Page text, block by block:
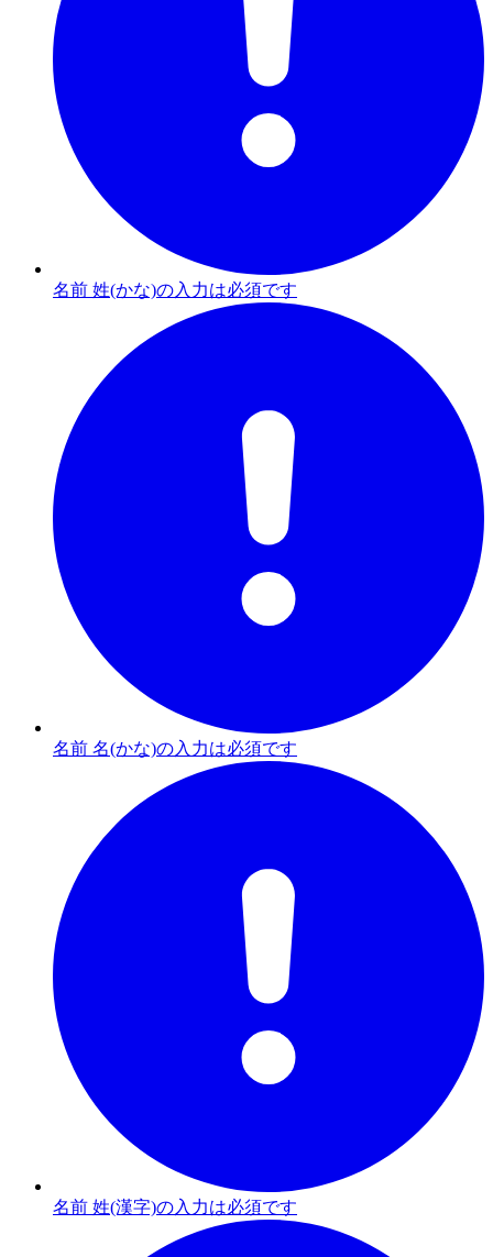
名前 姓(かな)の入力は必須です
名前 名(かな)の入力は必須です
名前 姓(漢字)の入力は必須です